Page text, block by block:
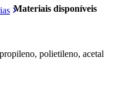
Materiais disponíveis
polietileno, acetal